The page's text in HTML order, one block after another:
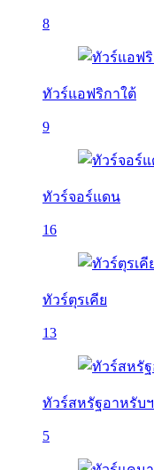
8
ทัวร์แอฟริกาใต้
9
ทัวร์จอร์แดน
16
ทัวร์ตุรเคีย
13
ทัวร์สหรัฐอาหรับฯ
5